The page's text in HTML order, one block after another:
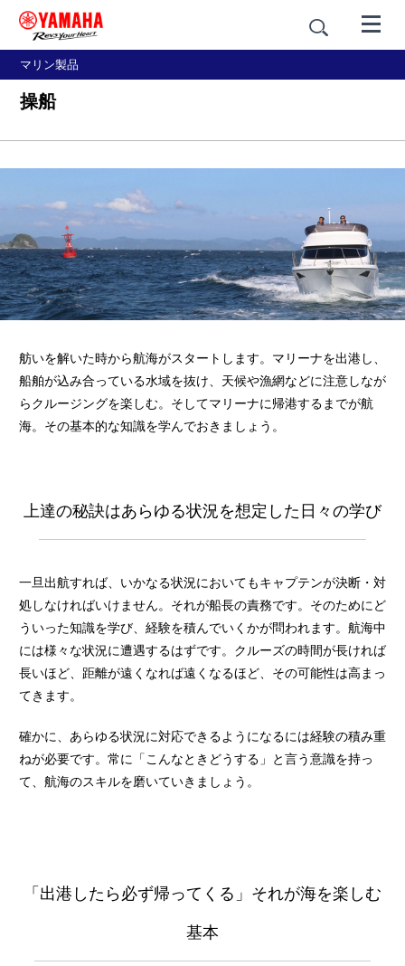
マリン製品
操船
舫いを解いた時から航海がスタートします。マリーナを出港し、
船舶が込み合っている水域を抜け、天候や漁網などに注意しなが
らクルージングを楽しむ。そしてマリーナに帰港するまでが航
海。その基本的な知識を学んでおきましょう。
上達の秘訣はあらゆる状況を想定した日々の学び
一旦出航すれば、いかなる状況においてもキャプテンが決断・対
処しなければいけません。それが船長の責務です。そのためにど
ういった知識を学び、経験を積んでいくかが問われます。航海中
には様々な状況に遭遇するはずです。クルーズの時間が長ければ
長いほど、距離が遠くなれば遠くなるほど、その可能性は高まっ
てきます。
確かに、あらゆる状況に対応できるようになるには経験の積み重
ねが必要です。常に「こんなときどうする」と言う意識を持っ
て、航海のスキルを磨いていきましょう。
「出港したら必ず帰ってくる」それが海を楽しむ
基本